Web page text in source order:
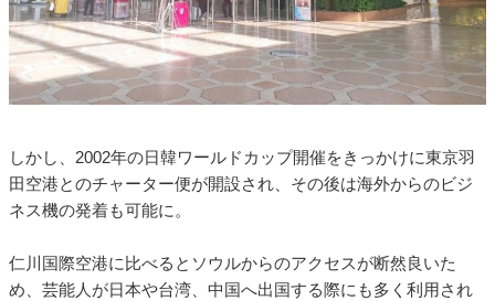
しかし、2002年の日韓ワールドカップ開催をきっかけに東京羽
田空港とのチャーター便が開設され、その後は海外からのビジ
ネス機の発着も可能に。
仁川国際空港に比べるとソウルからのアクセスが断然良いた
め、芸能人が日本や台湾、中国へ出国する際にも多く利用され